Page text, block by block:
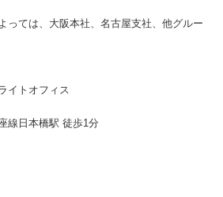
っては、大阪本社、名古屋支社、他グルー
イトオフィス
日本橋駅 徒歩1分